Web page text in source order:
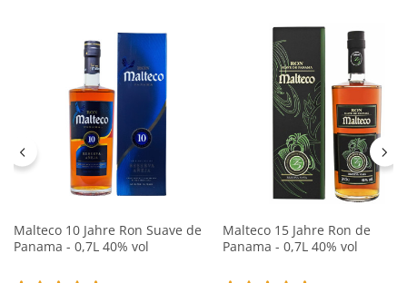
Malteco 10 Jahre Ron Suave de
Panama - 0,7L 40% vol
Malteco 15 Jahre Ron de
Panama - 0,7L 40% vol